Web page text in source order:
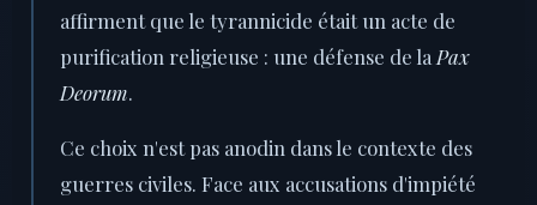
affirment que le tyrannicide était un acte de
purification religieuse : une défense de la Pax
Deorum.
Ce choix n'est pas anodin dans le contexte des
guerres civiles. Face aux accusations d'impiété